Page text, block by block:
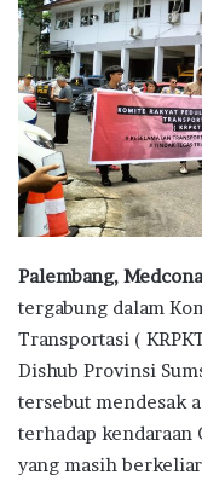
Palembang,
tergabung dalam
Transportasi (
Dishub Provinsi
tersebut mendesak
terhadap kendaraan
yang masih